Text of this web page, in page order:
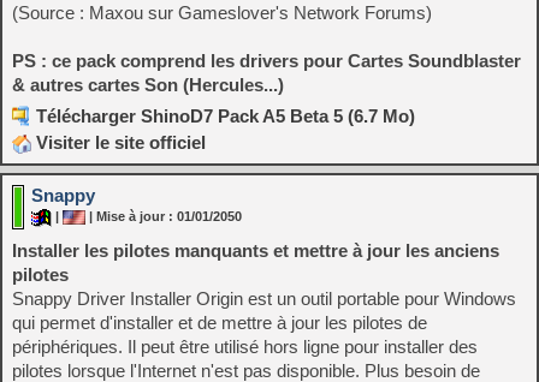
(Source : Maxou sur Gameslover's Network Forums)
PS : ce pack comprend les drivers pour Cartes Soundblaster
& autres cartes Son (Hercules...)
Télécharger ShinoD7 Pack A5 Beta 5 (6.7 Mo)
Visiter le site officiel
Snappy
| | Mise à jour : 01/01/2050
Installer les pilotes manquants et mettre à jour les anciens
pilotes
Snappy Driver Installer Origin est un outil portable pour Windows
qui permet d'installer et de mettre à jour les pilotes de
périphériques. Il peut être utilisé hors ligne pour installer des
pilotes lorsque l'Internet n'est pas disponible. Plus besoin de